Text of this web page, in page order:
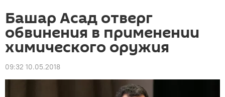
Башар Асад отверг
обвинения в применении
химического оружия
09:32 10.05.2018